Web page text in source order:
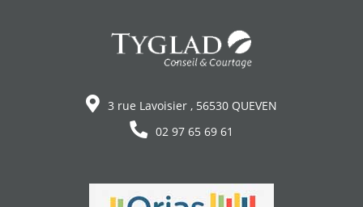
3 rue Lavoisier , 56530 QUEVEN
02 97 65 69 61